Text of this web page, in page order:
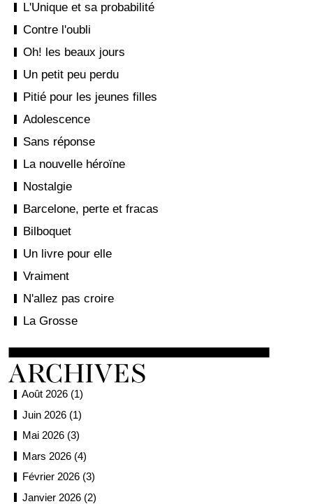
L'Unique et sa probabilité
Contre l'oubli
Oh! les beaux jours
Un petit peu perdu
Pitié pour les jeunes filles
Adolescence
Sans réponse
La nouvelle héroïne
Nostalgie
Barcelone, perte et fracas
Bilboquet
Un livre pour elle
Vraiment
N'allez pas croire
La Grosse
Août 2026 (1)
Juin 2026 (1)
Mai 2026 (3)
Mars 2026 (4)
Février 2026 (3)
Janvier 2026 (2)